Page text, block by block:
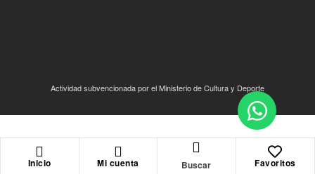
Inicio Mi cuenta Buscar Favoritos
Actividad subvencionada por el Ministerio de Cultura y Deporte